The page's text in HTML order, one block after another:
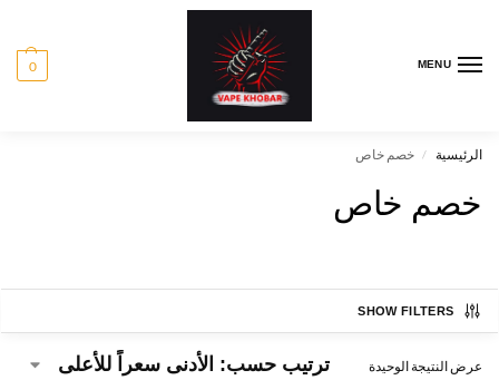
MENU
0
الرئيسية / خصم خاص
خصم خاص
SHOW FILTERS
عرض النتيجة الوحيدة